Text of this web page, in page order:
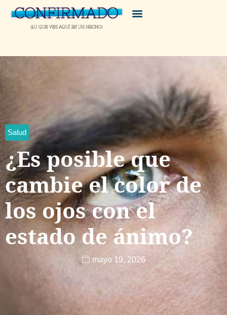
Salud
¿Es posible que
cambie el color de
los ojos con el
estado de ánimo?
mayo 19, 2026